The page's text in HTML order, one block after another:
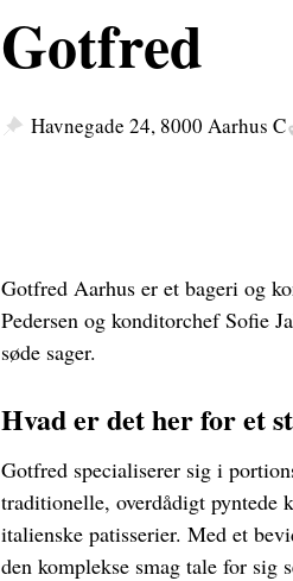
Gotfred
Havnegade 24, 8000 Aarhus C
Gotfred Aarhus er et bageri og
Pedersen og konditorchef Sofie
søde sager.
Hvad er det her for et
Gotfred specialiserer sig i
traditionelle, overdådigt pyntede
italienske patisserier. Med et
den komplekse smag tale for